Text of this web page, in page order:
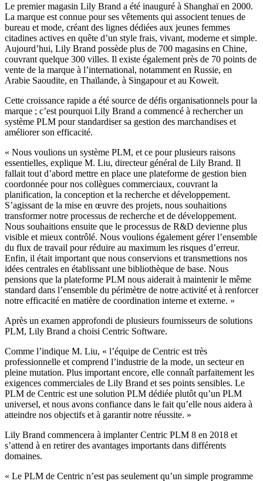
Le premier magasin Lily Brand a été inauguré à Shanghaï en 2000.
La marque est connue pour ses vêtements qui associent tenues de
bureau et mode, créant des lignes dédiées aux jeunes femmes
citadines actives en quête d’un style frais, vivant, moderne et simple.
Aujourd’hui, Lily Brand possède plus de 700 magasins en Chine,
couvrant quelque 300 villes. Il existe également près de 70 points de
vente de la marque à l’international, notamment en Russie, en
Arabie Saoudite, en Thaïlande, à Singapour et au Koweït.
Cette croissance rapide a été source de défis organisationnels pour la
marque ; c’est pourquoi Lily Brand a commencé à rechercher un
système PLM pour standardiser sa gestion des marchandises et
améliorer son efficacité.
« Nous voulions un système PLM, et ce pour plusieurs raisons
essentielles, explique M. Liu, directeur général de Lily Brand. Il
fallait tout d’abord mettre en place une plateforme de gestion bien
coordonnée pour nos collègues commerciaux, couvrant la
planification, la conception et la recherche et développement.
S’agissant de la mise en œuvre des projets, nous souhaitions
transformer notre processus de recherche et de développement.
Nous souhaitions ensuite que le processus de R&D devienne plus
visible et mieux contrôlé. Nous voulions également gérer l’ensemble
du flux de travail pour réduire au maximum les risques d’erreur.
Enfin, il était important que nous conservions et transmettions nos
idées centrales en établissant une bibliothèque de base. Nous
pensions que la plateforme PLM nous aiderait à maintenir le même
standard dans l’ensemble du périmètre de notre activité et à renforcer
notre efficacité en matière de coordination interne et externe. »
Après un examen approfondi de plusieurs fournisseurs de solutions
PLM, Lily Brand a choisi Centric Software.
Comme l’indique M. Liu, « l’équipe de Centric est très
professionnelle et comprend l’industrie de la mode, un secteur en
pleine mutation. Plus important encore, elle connaît parfaitement les
exigences commerciales de Lily Brand et ses points sensibles. Le
PLM de Centric est une solution PLM dédiée plutôt qu’un PLM
universel, et nous avons confiance dans le fait qu’elle nous aidera à
atteindre nos objectifs et à garantir notre réussite. »
Lily Brand commencera à implanter Centric PLM 8 en 2018 et
s’attend à en retirer des avantages importants dans différents
domaines.
« Le PLM de Centric n’est pas seulement qu’un simple programme